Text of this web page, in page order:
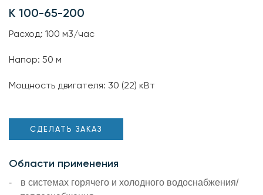
К 100-65-200
Расход: 100 м3/час
Напор: 50 м
Мощность двигателя: 30 (22) кВт
СДЕЛАТЬ ЗАКАЗ
Области применения
в системах горячего и холодного водоснабжения/